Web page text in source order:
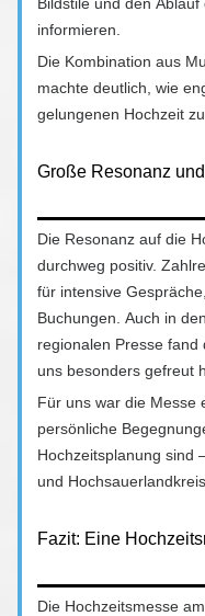
informieren.
Die Kombination aus
machte deutlich, wie
gelungenen Hochzeit
Große Resonanz
Die Resonanz auf die
durchweg positiv.
für intensive
Buchungen. Auch in
regionalen Presse
uns besonders gefreut
Für uns war die Messe
persönliche
Hochzeitsplanung sind
und Hochsauerlandkreis.
Fazit: Eine
Die Hochzeitsmesse